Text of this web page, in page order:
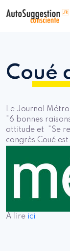
Coué
Le Journal
"6 bonnes
attitude et "Se
congrès Coué
A lire ici